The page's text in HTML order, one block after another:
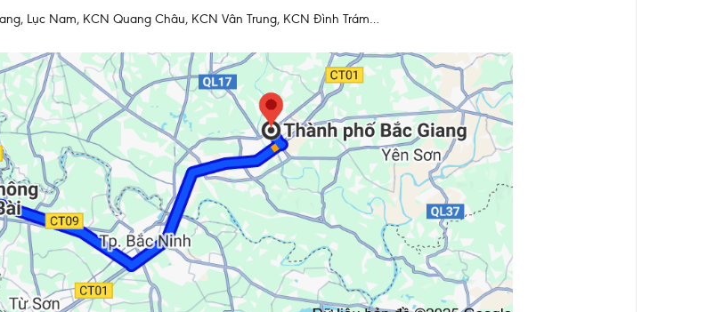
Lục Nam, KCN Quang Châu, KCN Vân Trung, KCN Đình Trám…